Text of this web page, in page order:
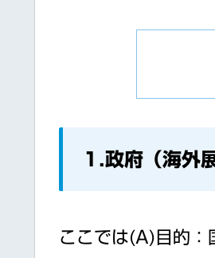
1.政府（海外
ここでは(A)目的：